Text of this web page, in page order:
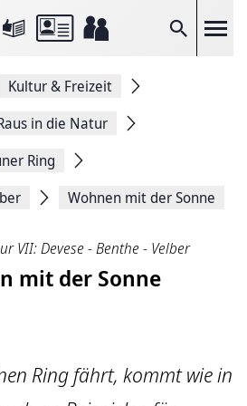
Suche
Kultur & Freizeit
in die Natur
Ring
Wohnen mit der Sonne
VII: Devese - Benthe - Velber
mit der Sonne
Ring fährt, kommt wie in